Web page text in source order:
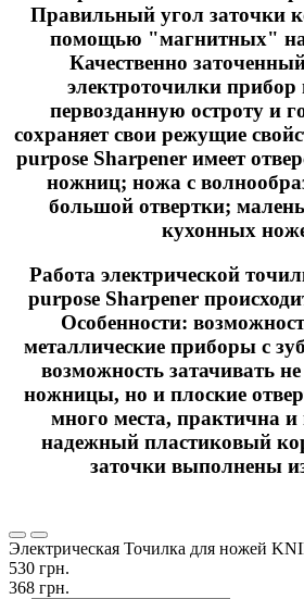
Правильный угол заточки
помощью "магнитных"
Качественно
электроточилки прибор
первозданную остроту и
сохраняет свои режущие
purpose Sharpener имеет
ножниц; ножа с
большой отвертки;
кухонных
Работа электрической
purpose Sharpener
Особенности:
металлические приборы с
возможность затачивать
ножницы, но и плоские
много места, практична и
надежный пластиковый
заточки выполнены
Электрическая Точилка для ножей
530 грн.
368 грн.